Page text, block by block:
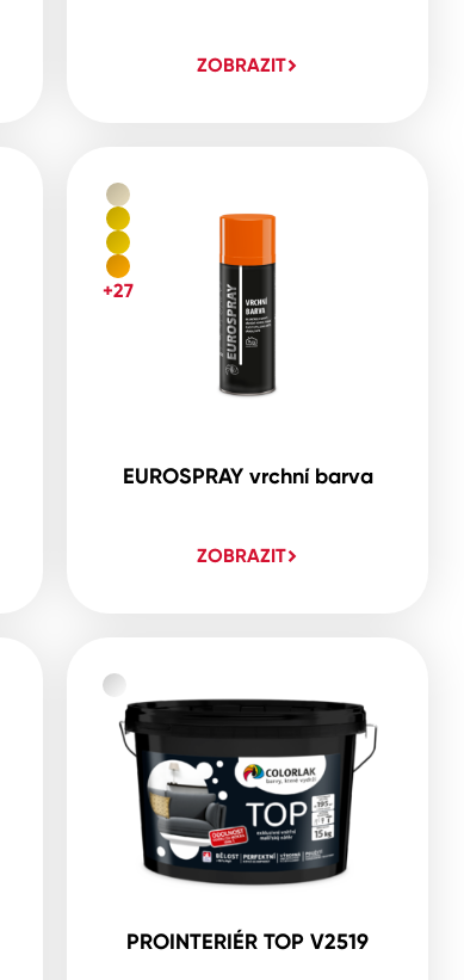
ZOBRAZIT
EUROSPRAY vrchní barva
ZOBRAZIT
+27
PROINTERIÉR TOP V2519